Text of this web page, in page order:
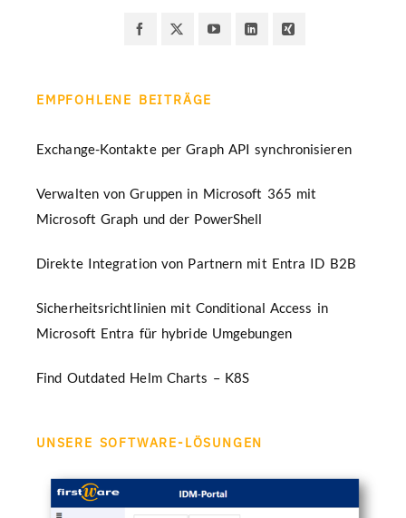
EMPFOHLENE BEITRÄGE
Exchange-Kontakte per Graph API synchronisieren
Verwalten von Gruppen in Microsoft 365 mit
Microsoft Graph und der PowerShell
Direkte Integration von Partnern mit Entra ID B2B
Sicherheitsrichtlinien mit Conditional Access in
Microsoft Entra für hybride Umgebungen
Find Outdated Helm Charts – K8S
UNSERE SOFTWARE-LÖSUNGEN